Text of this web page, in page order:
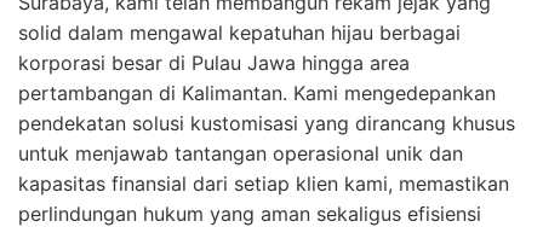
solid dalam mengawal kepatuhan hijau berbagai
korporasi besar di Pulau Jawa hingga area
pertambangan di Kalimantan. Kami mengedepankan
pendekatan solusi kustomisasi yang dirancang khusus
untuk menjawab tantangan operasional unik dan
kapasitas finansial dari setiap klien kami, memastikan
perlindungan hukum yang aman sekaligus efisiensi